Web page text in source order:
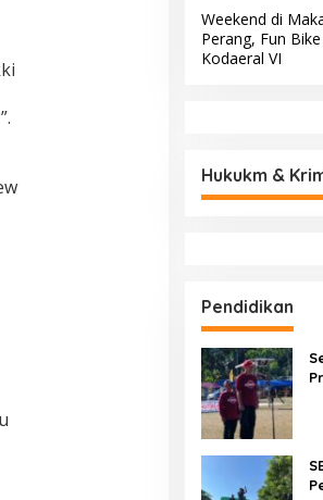
Weekend di
Perang, Fun
Kodaeral VI
Hukukm &
Pendidikan